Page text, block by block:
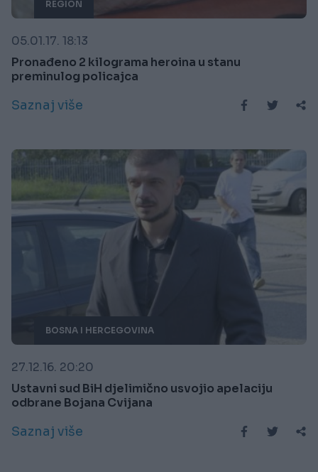
REGION
05.01.17. 18:13
Pronađeno 2 kilograma heroina u stanu
preminulog policajca
Saznaj više
BOSNA I HERCEGOVINA
27.12.16. 20:20
Ustavni sud BiH djelimično usvojio apelaciju
odbrane Bojana Cvijana
Saznaj više